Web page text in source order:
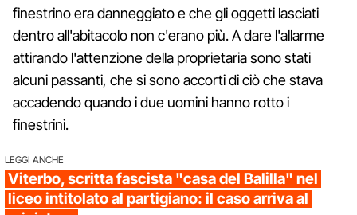
finestrino era danneggiato e che gli oggetti lasciati
dentro all'abitacolo non c'erano più. A dare l'allarme
attirando l'attenzione della proprietaria sono stati
alcuni passanti, che si sono accorti di ciò che stava
accadendo quando i due uomini hanno rotto i
finestrini.
LEGGI ANCHE
Viterbo, scritta fascista "casa del Balilla" nel
liceo intitolato al partigiano: il caso arriva al